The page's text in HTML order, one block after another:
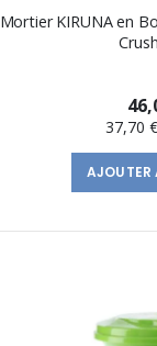
Mortier KIRUNA en
37,70
AJOUTER